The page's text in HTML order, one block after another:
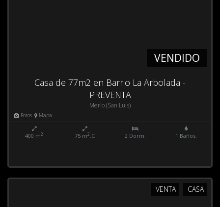
VENDIDO
Casa de 77m2 en Barrio La Arbolada -
PREVENTA
Merlo (San Luis)
Fotos Mapa
400 m2 75 m2.C 2 Dorm. 1 Baños.
CASA
VENTA